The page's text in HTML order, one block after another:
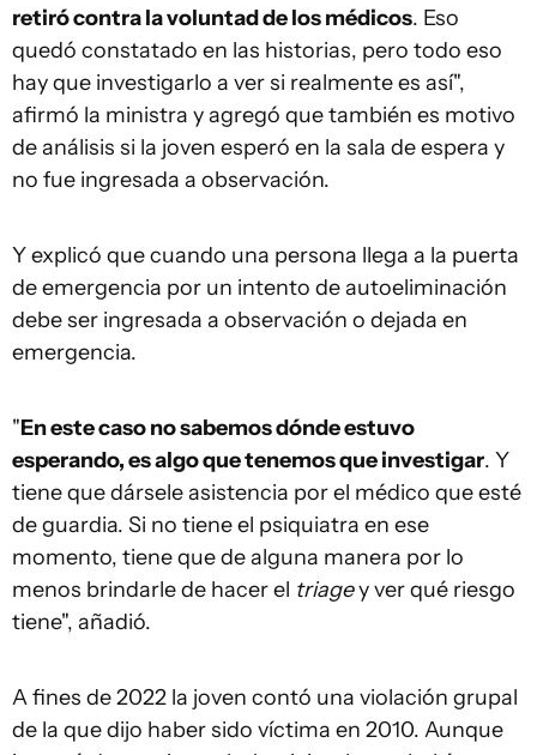
retiró contra la voluntad de los médicos. Eso
quedó constatado en las historias, pero todo eso
hay que investigarlo a ver si realmente es así",
afirmó la ministra y agregó que también es motivo
de análisis si la joven esperó en la sala de espera y
no fue ingresada a observación.
Y explicó que cuando una persona llega a la puerta
de emergencia por un intento de autoeliminación
debe ser ingresada a observación o dejada en
emergencia.
"En este caso no sabemos dónde estuvo
esperando, es algo que tenemos que investigar. Y
tiene que dársele asistencia por el médico que esté
de guardia. Si no tiene el psiquiatra en ese
momento, tiene que de alguna manera por lo
menos brindarle de hacer el triagey ver qué riesgo
tiene", añadió.
A fines de 2022 la joven contó una violación grupal
de la que dijo haber sido víctima en 2010. Aunque